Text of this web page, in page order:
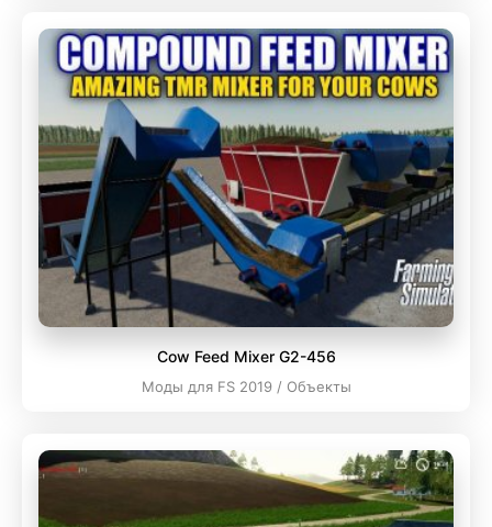
Cow Feed Mixer G2-456
Моды для FS 2019 / Объекты